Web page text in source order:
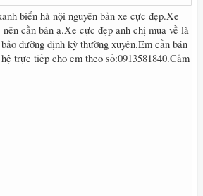
biển hà nội nguyên bản xe cực đẹp.Xe
cần bán ạ.Xe cực đẹp anh chị mua về là
dưỡng định kỳ thường xuyên.Em cần bán
trực tiếp cho em theo số:0913581840.Cảm